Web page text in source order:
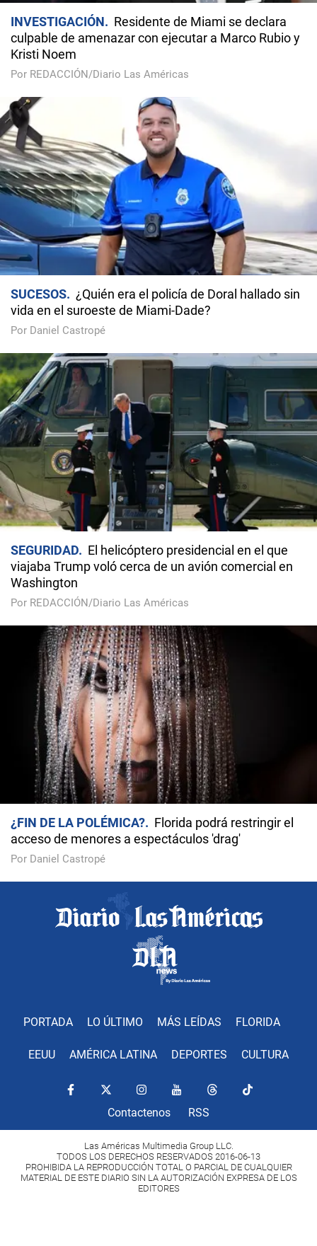
INVESTIGACIÓN
Residente de Miami se declara
culpable de amenazar con ejecutar a Marco Rubio y
Kristi Noem
Por REDACCIÓN/Diario Las Américas
SUCESOS
¿Quién era el policía de Doral hallado sin
vida en el suroeste de Miami-Dade?
Por Daniel Castropé
SEGURIDAD
El helicóptero presidencial en el que
viajaba Trump voló cerca de un avión comercial en
Washington
Por REDACCIÓN/Diario Las Américas
¿FIN DE LA POLÉMICA?
Florida podrá restringir el
acceso de menores a espectáculos 'drag'
Por Daniel Castropé
PORTADA LO ÚLTIMO MÁS LEÍDAS FLORIDA
EEUU AMÉRICA LATINA DEPORTES CULTURA
Contactenos RSS
Las Américas Multimedia Group LLC.
TODOS LOS DERECHOS RESERVADOS 2016-06-13
PROHIBIDA LA REPRODUCCIÓN TOTAL O PARCIAL DE CUALQUIER
MATERIAL DE ESTE DIARIO SIN LA AUTORIZACIÓN EXPRESA DE LOS
EDITORES